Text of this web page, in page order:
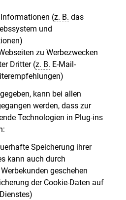
(z. B. das
und
zu Werbezwecken
Dritter (z. B. E-Mail-
kann bei allen
werden, dass zur
Technologien in Plug-ins
Speicherung ihrer
kann auch durch
geschehen
der Cookie-Daten auf